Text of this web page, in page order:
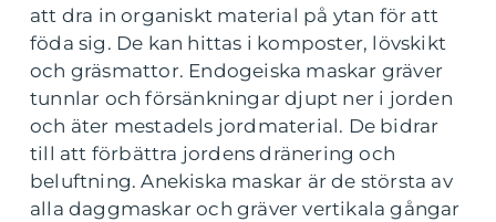
att dra in organiskt material på ytan för att
föda sig. De kan hittas i komposter, lövskikt
och gräsmattor. Endogeiska maskar gräver
tunnlar och försänkningar djupt ner i jorden
och äter mestadels jordmaterial. De bidrar
till att förbättra jordens dränering och
beluftning. Anekiska maskar är de största av
alla daggmaskar och gräver vertikala gångar